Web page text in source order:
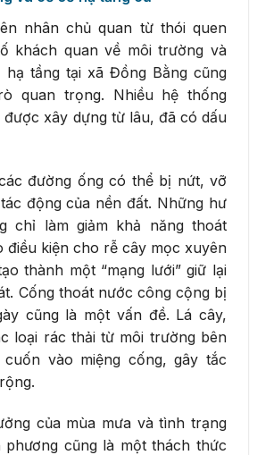
nhân chủ quan từ thói quen
khách quan về môi trường và
tầng tại xã Đồng Bằng cũng
quan trọng. Nhiều hệ thống
xây dựng từ lâu, đã có dấu
đường ống có thể bị nứt, vỡ
động của nền đất. Những hư
chỉ làm giảm khả năng thoát
điều kiện cho rễ cây mọc xuyên
thành một “mạng lưới” giữ lại
Cống thoát nước công cộng bị
cũng là một vấn đề. Lá cây,
loại rác thải từ môi trường bên
vào miệng cống, gây tắc
của mùa mưa và tình trạng
phương cũng là một thách thức